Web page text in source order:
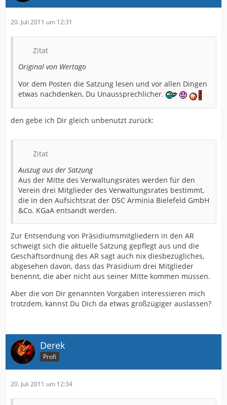
20. Juli 2011 um 12:31
Zitat
Original von Wertago
Vor dem Posten die Satzung lesen und vor allen Dingen
etwas nachdenken, Du Unaussprechlicher.
den gebe ich Dir gleich unbenutzt zurück:
Zitat
Auszug aus der Satzung
Aus der Mitte des Verwaltungsrates werden für den
Verein drei Mitglieder des Verwaltungsrates bestimmt,
die in den Aufsichtsrat der DSC Arminia Bielefeld GmbH
&Co. KGaA entsandt werden.
Zur Entsendung von Präsidiumsmitgliedern in den AR
schweigt sich die aktuelle Satzung gepflegt aus und die
Geschäftsordnung des AR sagt auch nix diesbezügliches,
abgesehen davon, dass das Präsidium drei Mitglieder
benennt, die aber nicht aus seiner Mitte kommen müssen.
Aber die von Dir genannten Vorgaben interessieren mich
trotzdem, kannst Du Dich da etwas großzügiger auslassen?
Derek
Profi
20. Juli 2011 um 12:34